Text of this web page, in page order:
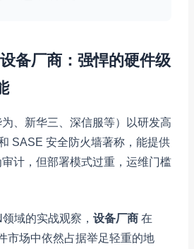
备厂商：强悍的硬件级
、新华三、深信服等）以研发高
SASE 安全防火墙著称，能提供
计，但部署模式过重，运维门槛
域的实战观察， 设备厂商 在
市场中依然占据举足轻重的地